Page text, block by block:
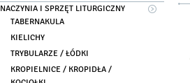
NACZYNIA I SPRZĘT LITURGICZNY
TABERNAKULA
KIELICHY
TRYBULARZE / ŁÓDKI
KROPIELNICE / KROPIDŁA /